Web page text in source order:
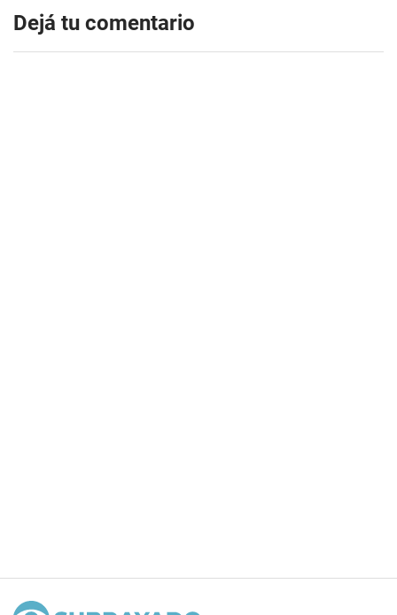
Dejá tu comentario